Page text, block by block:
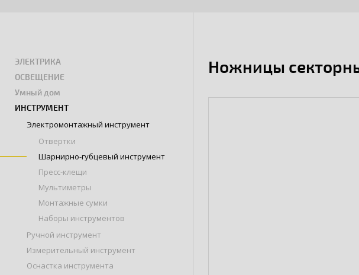
ЭЛЕКТРИКА
ОСВЕЩЕНИЕ
Умный дом
ИНСТРУМЕНТ
Электромонтажный инструмент
Отвертки
Шарнирно-губцевый инструмент
Пресс-клещи
Мультиметры
Монтажные сумки
Наборы инструментов
Ручной инструмент
Измерительный инструмент
Оснастка инструмента
Ножницы